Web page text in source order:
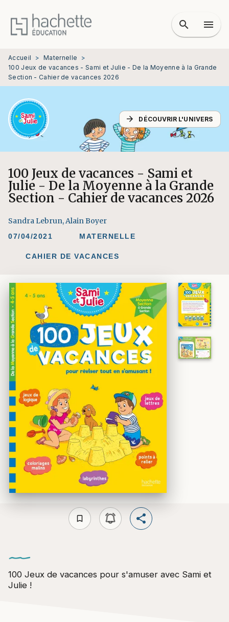
MENU RECHERCHE
PIED DE PAGE
search menu
Accueil > Maternelle
>
100 Jeux de vacances - Sami et Julie - De la Moyenne à la Grande
Section - Cahier de vacances 2026
arrow_forward DÉCOUVRIR L'UNIVERS
100 Jeux de vacances - Sami et
Julie - De la Moyenne à la Grande
Section - Cahier de vacances 2026
Sandra Lebrun,Alain Boyer
07/04/2021 MATERNELLE
CAHIER DE VACANCES
bookmark_border
100 Jeux de vacances pour s'amuser avec Sami et
Julie !